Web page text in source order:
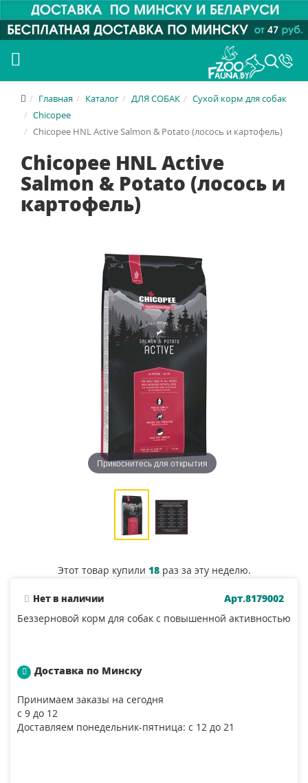
Главная Каталог ДЛЯ СОБАК
Сухой корм для собак
Chicopee
Chicopee HNL Active Salmon & Potato (лосось и картофель)
Chicopee HNL Active
Salmon & Potato (лосось и
картофель)
Прикоснитесь для открытия
Этот товар купили 18раз за эту неделю.
Нет в наличии
Арт.8179002
Беззерновой корм для собак с повышенной активностью
Доставка по Минску
Принимаем заказы на сегодня
с 9 до 12
Доставляем понедельник-пятница: с 12 до 21